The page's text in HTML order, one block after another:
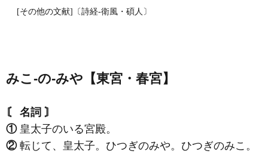
[その他の文献]〔詩経‐衛風・碩人〕
みこ‐の‐みや【東宮・春宮】
〘 名詞 〙
①皇太子のいる宮殿。
②転じて、皇太子。ひつぎのみや。ひつぎのみこ。